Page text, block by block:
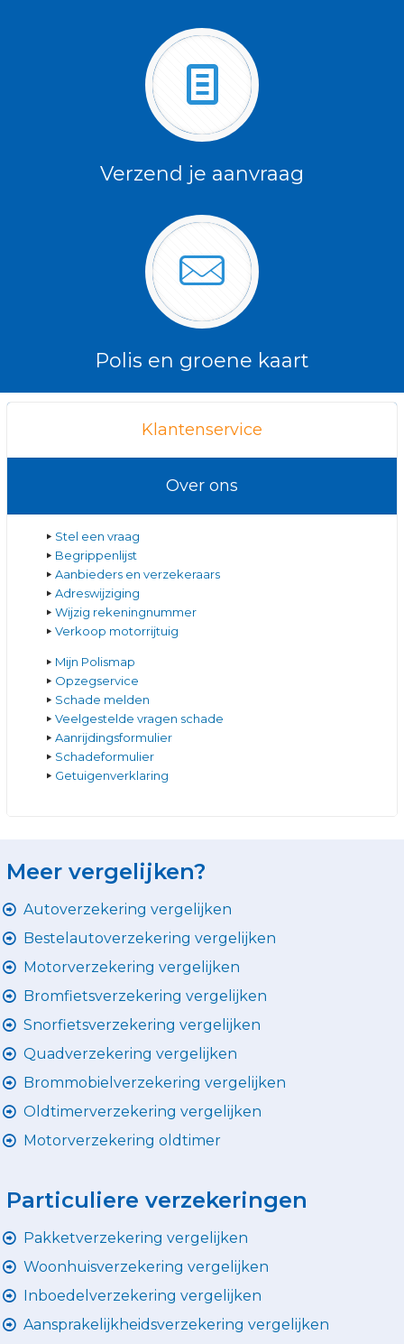
Verzend je aanvraag
Polis en groene kaart
Klantenservice
Over ons
Stel een vraag
Begrippenlijst
Aanbieders en verzekeraars
Adreswijziging
Wijzig rekeningnummer
Verkoop motorrijtuig
Mijn Polismap
Opzegservice
Schade melden
Veelgestelde vragen schade
Aanrijdingsformulier
Schadeformulier
Getuigenverklaring
Meer vergelijken?
Autoverzekering vergelijken
Bestelautoverzekering vergelijken
Motorverzekering vergelijken
Bromfietsverzekering vergelijken
Snorfietsverzekering vergelijken
Quadverzekering vergelijken
Brommobielverzekering vergelijken
Oldtimerverzekering vergelijken
Motorverzekering oldtimer
Particuliere verzekeringen
Pakketverzekering vergelijken
Woonhuisverzekering vergelijken
Inboedelverzekering vergelijken
Aansprakelijkheidsverzekering vergelijken